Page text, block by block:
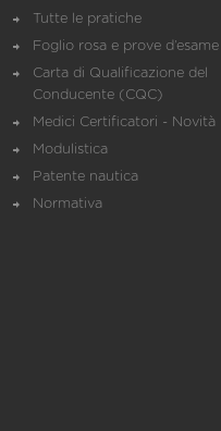
Tutte le pratiche
Foglio rosa e prove d’esame
Carta di Qualificazione del
Conducente (CQC)
Medici Certificatori - Novità
Modulistica
Patente nautica
Normativa